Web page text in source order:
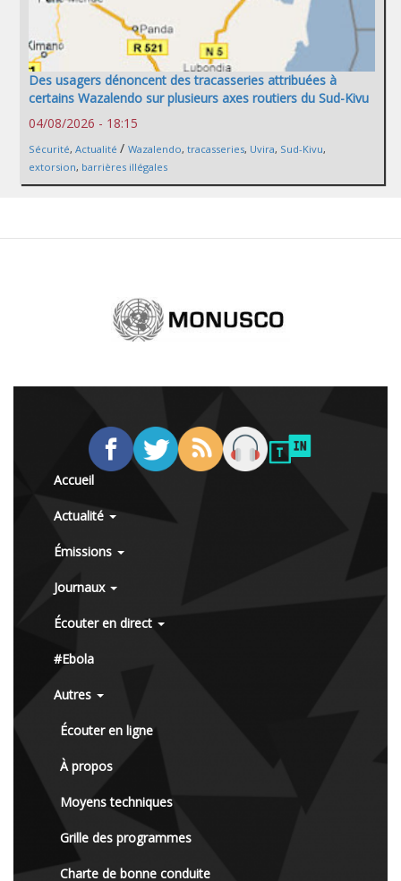
Des usagers dénoncent des tracasseries attribuées à
certains Wazalendo sur plusieurs axes routiers du Sud-Kivu
04/08/2026 - 18:15
Sécurité, Actualité / Wazalendo, tracasseries, Uvira, Sud-Kivu,
extorsion, barrières illégales
Accueil
Actualité
Émissions
Journaux
Écouter en direct
#Ebola
Autres
Écouter en ligne
À propos
Moyens techniques
Grille des programmes
Charte de bonne conduite